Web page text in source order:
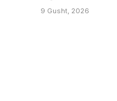
9 Gusht, 2026